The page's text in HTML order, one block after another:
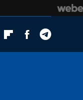
Twitter FlipboardFacebook